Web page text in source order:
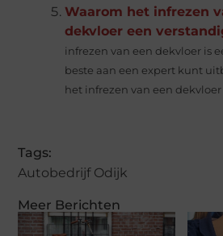
Meer Berichten
Waarom het infrezen
dekvloer een
infrezen van een dekvloer is
beste aan een expert kunt
het infrezen van een dekvloer
Tags:
Autobedrijf Odijk